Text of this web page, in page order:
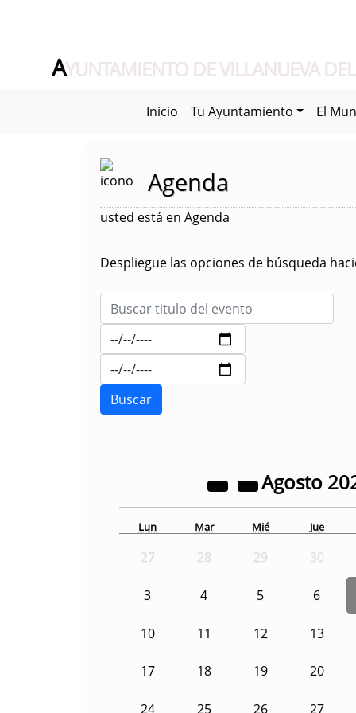
AYUNTAMIENTO DE VILLANUEVA
Inicio Tu Ayuntamiento El
Agenda
usted está en Agenda
Despliegue las opciones de búsqueda
Agosto
Lun Mar Mié Jue
27 28 29 30
3 4 5 6
10 11 12 13
17 18 19 20
24 25 26 27